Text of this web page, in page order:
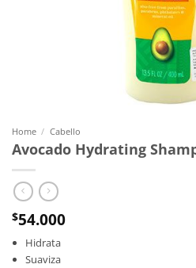
Home / Cabello
Avocado Hydrating
$54.000
Hidrata
Suaviza